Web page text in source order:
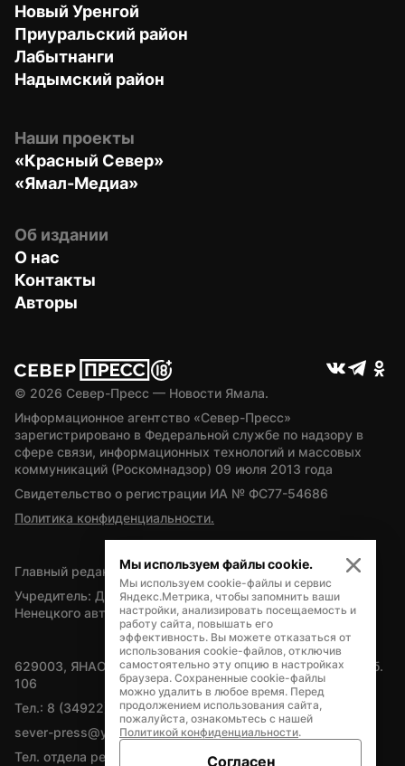
Новый Уренгой
Приуральский район
Лабытнанги
Надымский район
Наши проекты
«Красный Север»
«Ямал-Медиа»
Об издании
О нас
Контакты
Авторы
© 2026 Север-Пресс — Новости Ямала.
Информационное агентство «Север-Пресс»
зарегистрировано в Федеральной службе по надзору в
сфере связи, информационных технологий и массовых
коммуникаций (Роскомнадзор) 09 июля 2013 года
Свидетельство о регистрации ИА № ФС77-54686
Политика конфиденциальности.
Главный редактор — А.Л. Поздеев
Учредитель: Департамент внутренней политики Ямало-
Ненецкого автономного округа
629003, ЯНАО, Салехард, мкр. Богдана Кнунянца, д.1, каб.
106
Тел.: 8 (34922) 71262
sever-press@yamal-media.ru
Тел. отдела рекламы: 8 (34922) 42728
Мы используем файлы cookie.
Мы используем cookie-файлы и сервис
Яндекс.Метрика, чтобы запомнить ваши
настройки, анализировать посещаемость и
работу сайта, повышать его
эффективность. Вы можете отказаться от
использования cookie-файлов, отключив
самостоятельно эту опцию в настройках
браузера. Сохраненные cookie-файлы
можно удалить в любое время. Перед
продолжением использования сайта,
пожалуйста, ознакомьтесь с нашей
Политикой конфиденциальности.
Согласен